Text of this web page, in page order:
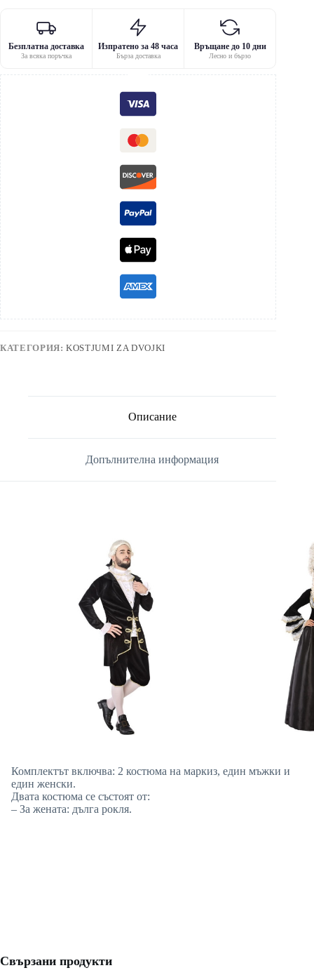
Безплатна доставка
За всяка поръчка
Изпратено за 48 часа
Бърза доставка
Връщане до 10 дни
Лесно и бързо
КАТЕГОРИЯ:KOSTJUMI ZA DVOJKI
Описание
Допълнителна информация
Комплектът включва: 2 костюма на маркиз, един мъжки и
един женски.
Двата костюма се състоят от:
– За жената: дълга рокля.
Свързани продукти